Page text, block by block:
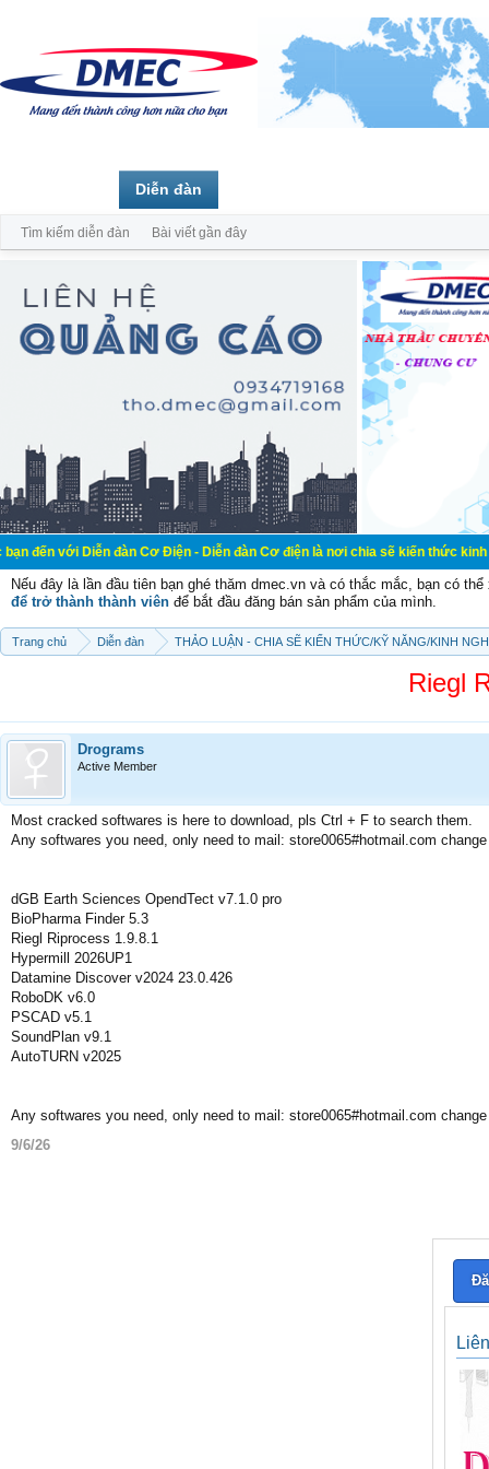
Diễn đàn Cơ Điện - Diễn đàn Cơ điện là nơi chia sẽ kiến thức kinh nghiệm
Nếu đây là lần đầu tiên bạn ghé thăm dmec.vn và có thắc mắc, bạn có
để trở thành thành viên để bắt đầu đăng bán sản phẩm của mình.
Trang chủ Diễn đàn THẢO LUẬN - CHIA SẼ KIẾN THỨC/KỸ NĂNG/KINH
Riegl
Drograms
Active Member
Most cracked softwares is here to download, pls Ctrl + F to search them.
Any softwares you need, only need to mail: store0065#hotmail.com
dGB Earth Sciences OpendTect v7.1.0 pro
BioPharma Finder 5.3
Riegl Riprocess 1.9.8.1
Hypermill 2026UP1
Datamine Discover v2024 23.0.426
RoboDK v6.0
PSCAD v5.1
SoundPlan v9.1
AutoTURN v2025
Any softwares you need, only need to mail: store0065#hotmail.com
9/6/26
Diễn đàn
Tìm kiếm diễn đàn Bài viết gần đây